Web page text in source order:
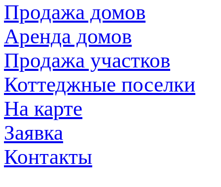
Продажа домов
Аренда домов
Продажа участков
Коттеджные поселки
На карте
Заявка
Контакты